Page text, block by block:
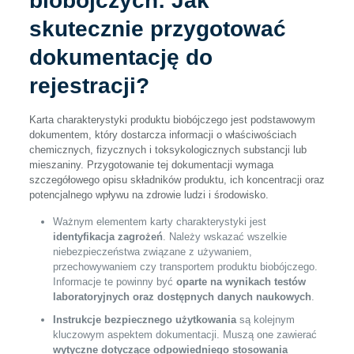
skutecznie przygotować
dokumentację do
rejestracji?
Karta charakterystyki produktu biobójczego jest podstawowym
dokumentem, który dostarcza informacji o właściwościach
chemicznych, fizycznych i toksykologicznych substancji lub
mieszaniny. Przygotowanie tej dokumentacji wymaga
szczegółowego opisu składników produktu, ich koncentracji oraz
potencjalnego wpływu na zdrowie ludzi i środowisko.
Ważnym elementem karty charakterystyki jest
identyfikacja zagrożeń. Należy wskazać wszelkie
niebezpieczeństwa związane z używaniem,
przechowywaniem czy transportem produktu biobójczego.
Informacje te powinny być oparte na wynikach testów
laboratoryjnych oraz dostępnych danych naukowych.
Instrukcje bezpiecznego użytkowaniasą kolejnym
kluczowym aspektem dokumentacji. Muszą one zawierać
wytyczne dotyczące odpowiedniego stosowania